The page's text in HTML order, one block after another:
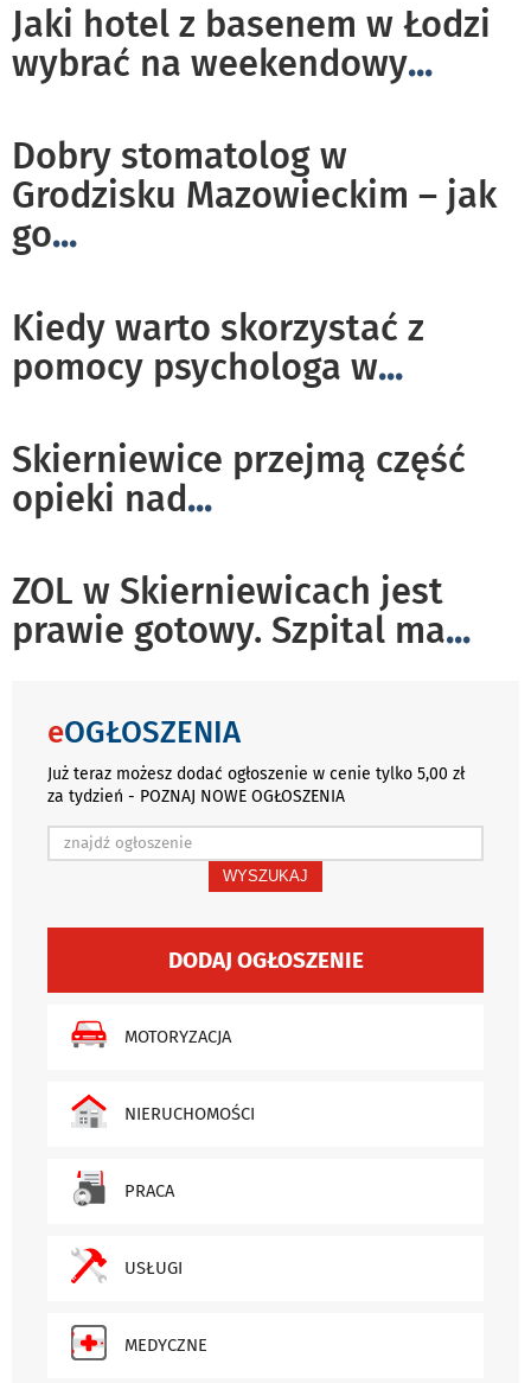
Jaki hotel z basenem w Łodzi
wybrać na weekendowy...
Dobry stomatolog w
Grodzisku Mazowieckim – jak
go...
Kiedy warto skorzystać z
pomocy psychologa w...
Skierniewice przejmą część
opieki nad...
ZOL w Skierniewicach jest
prawie gotowy. Szpital ma...
eOGŁOSZENIA
Już teraz możesz dodać ogłoszenie w cenie tylko 5,00 zł
za tydzień - POZNAJ NOWE OGŁOSZENIA
WYSZUKAJ
DODAJ OGŁOSZENIE
MOTORYZACJA
NIERUCHOMOŚCI
PRACA
USŁUGI
MEDYCZNE